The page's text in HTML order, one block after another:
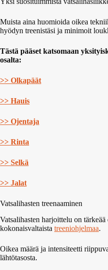
Muista aina huomioida oikea
hyödyn treenistäsi ja minimoit
Tästä pääset katsomaan
osalta:
>> Olkapäät
>> Hauis
>> Ojentaja
>> Rinta
>> Selkä
>> Jalat
Vatsalihasten treenaaminen
Vatsalihasten harjoittelu on tärkeää
kokonaisvaltaista treeniohjelmaa.
Oikea määrä ja intensiteetti
lähtötasosta.